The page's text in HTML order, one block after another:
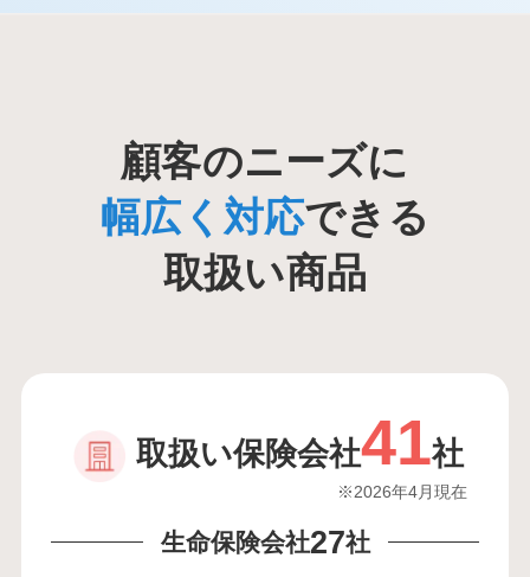
顧客のニーズに
幅広く対応できる
取扱い商品
取扱い保険会社41社
※2026年4月現在
生命保険会社27社